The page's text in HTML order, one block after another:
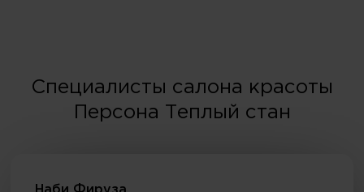
Специалисты салона красоты
Персона Теплый стан